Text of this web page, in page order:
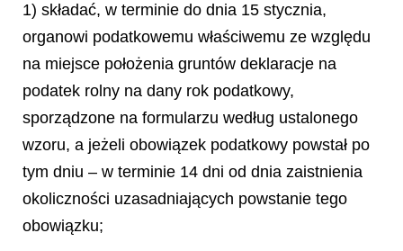
1) składać, w terminie do dnia 15 stycznia,
organowi podatkowemu właściwemu ze względu
na miejsce położenia gruntów deklaracje na
podatek rolny na dany rok podatkowy,
sporządzone na formularzu według ustalonego
wzoru, a jeżeli obowiązek podatkowy powstał po
tym dniu – w terminie 14 dni od dnia zaistnienia
okoliczności uzasadniających powstanie tego
obowiązku;